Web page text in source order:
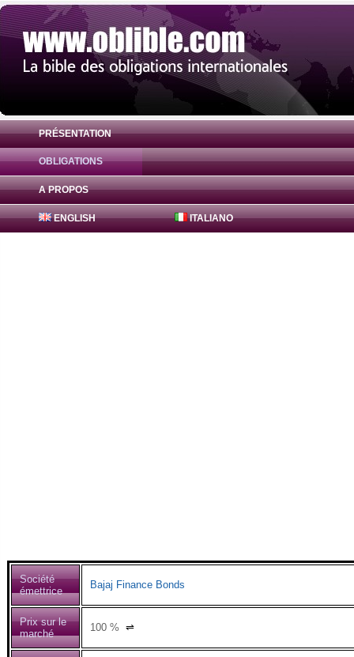
PRÉSENTATION
OBLIGATIONS
A PROPOS
ENGLISH ITALIANO
Obligation Bajaj Finance Bonds 9.4% (
Société
émettrice
Bajaj Finance Bonds
Prix sur le
marché
100 % ⇌